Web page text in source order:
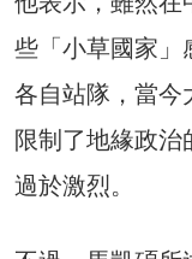
些「小草國家」
各自站隊，當今
限制了地緣政治
過於激烈。